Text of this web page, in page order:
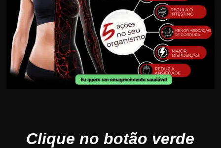
Clique no botão verde